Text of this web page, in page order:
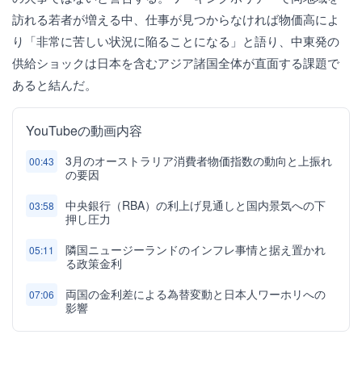
訪れる若者が増える中、仕事が見つからなければ物価高によ
り「非常に苦しい状況に陥ることになる」と語り、中東発の
供給ショックは日本を含むアジア諸国全体が直面する課題で
あると結んだ。
YouTubeの動画内容
00:43
3月のオーストラリア消費者物価指数の動向と上振れ
の要因
03:58
中央銀行（RBA）の利上げ見通しと国内景気への下
押し圧力
05:11
隣国ニュージーランドのインフレ事情と据え置かれ
る政策金利
07:06
両国の金利差による為替変動と日本人ワーホリへの
影響